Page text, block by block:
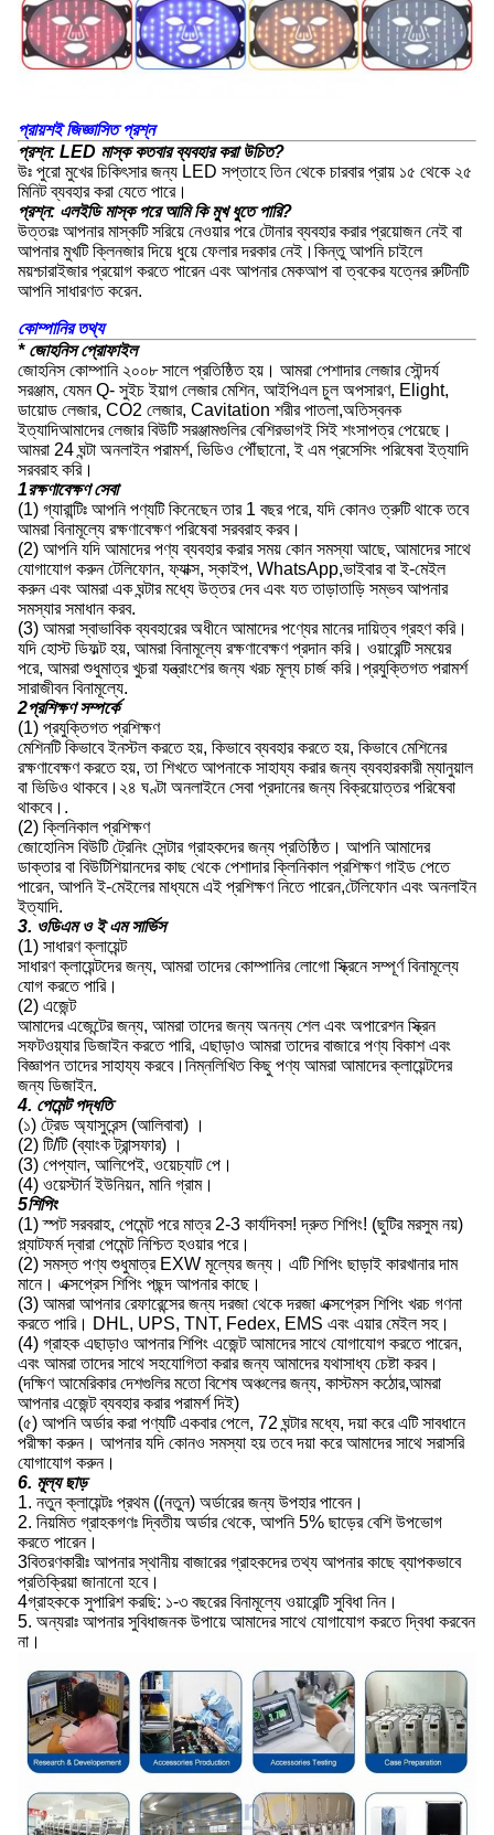
প্রায়শই জিজ্ঞাসিত প্রশ্ন
প্রশ্ন: LED মাস্ক কতবার ব্যবহার করা উচিত?
উঃ পুরো মুখের চিকিৎসার জন্য LED সপ্তাহে তিন থেকে চারবার প্রায় ১৫ থেকে ২৫
মিনিট ব্যবহার করা যেতে পারে।
প্রশ্ন: এলইডি মাস্ক পরে আমি কি মুখ ধুতে পারি?
উত্তরঃ আপনার মাস্কটি সরিয়ে নেওয়ার পরে টোনার ব্যবহার করার প্রয়োজন নেই বা
আপনার মুখটি ক্লিনজার দিয়ে ধুয়ে ফেলার দরকার নেই।কিন্তু আপনি চাইলে
ময়শ্চারাইজার প্রয়োগ করতে পারেন এবং আপনার মেকআপ বা ত্বকের যত্নের রুটিনটি
আপনি সাধারণত করেন.
কোম্পানির তথ্য
* জোহনিস প্রোফাইল
জোহনিস কোম্পানি ২০০৮ সালে প্রতিষ্ঠিত হয়। আমরা পেশাদার লেজার সৌন্দর্য
সরঞ্জাম, যেমন Q- সুইচ ইয়াগ লেজার মেশিন, আইপিএল চুল অপসারণ, Elight,
ডায়োড লেজার, CO2 লেজার, Cavitation শরীর পাতলা,অতিস্বনক
ইত্যাদিআমাদের লেজার বিউটি সরঞ্জামগুলির বেশিরভাগই সিই শংসাপত্র পেয়েছে।
আমরা 24 ঘন্টা অনলাইন পরামর্শ, ভিডিও পৌঁছানো, ই এম প্রসেসিং পরিষেবা ইত্যাদি
সরবরাহ করি।
1রক্ষণাবেক্ষণ সেবা
(1) গ্যারান্টিঃ আপনি পণ্যটি কিনেছেন তার 1 বছর পরে, যদি কোনও ত্রুটি থাকে তবে
আমরা বিনামূল্যে রক্ষণাবেক্ষণ পরিষেবা সরবরাহ করব।
(2) আপনি যদি আমাদের পণ্য ব্যবহার করার সময় কোন সমস্যা আছে, আমাদের সাথে
যোগাযোগ করুন টেলিফোন, ফ্যাক্স, স্কাইপ, WhatsApp,ভাইবার বা ই-মেইল
করুন এবং আমরা এক ঘন্টার মধ্যে উত্তর দেব এবং যত তাড়াতাড়ি সম্ভব আপনার
সমস্যার সমাধান করব.
(3) আমরা স্বাভাবিক ব্যবহারের অধীনে আমাদের পণ্যের মানের দায়িত্ব গ্রহণ করি।
যদি হোস্ট ডিফল্ট হয়, আমরা বিনামূল্যে রক্ষণাবেক্ষণ প্রদান করি। ওয়ারেন্টি সময়ের
পরে, আমরা শুধুমাত্র খুচরা যন্ত্রাংশের জন্য খরচ মূল্য চার্জ করি।প্রযুক্তিগত পরামর্শ
সারাজীবন বিনামূল্যে.
2প্রশিক্ষণ সম্পর্কে
(1) প্রযুক্তিগত প্রশিক্ষণ
মেশিনটি কিভাবে ইনস্টল করতে হয়, কিভাবে ব্যবহার করতে হয়, কিভাবে মেশিনের
রক্ষণাবেক্ষণ করতে হয়, তা শিখতে আপনাকে সাহায্য করার জন্য ব্যবহারকারী ম্যানুয়াল
বা ভিডিও থাকবে।২৪ ঘণ্টা অনলাইনে সেবা প্রদানের জন্য বিক্রয়োত্তর পরিষেবা
থাকবে।.
(2) ক্লিনিকাল প্রশিক্ষণ
জোহোনিস বিউটি ট্রেনিং সেন্টার গ্রাহকদের জন্য প্রতিষ্ঠিত। আপনি আমাদের
ডাক্তার বা বিউটিশিয়ানদের কাছ থেকে পেশাদার ক্লিনিকাল প্রশিক্ষণ গাইড পেতে
পারেন, আপনি ই-মেইলের মাধ্যমে এই প্রশিক্ষণ নিতে পারেন,টেলিফোন এবং অনলাইন
ইত্যাদি.
3. ওডিএম ও ই এম সার্ভিস
(1) সাধারণ ক্লায়েন্ট
সাধারণ ক্লায়েন্টদের জন্য, আমরা তাদের কোম্পানির লোগো স্ক্রিনে সম্পূর্ণ বিনামূল্যে
যোগ করতে পারি।
(2) এজেন্ট
আমাদের এজেন্টের জন্য, আমরা তাদের জন্য অনন্য শেল এবং অপারেশন স্ক্রিন
সফটওয়্যার ডিজাইন করতে পারি, এছাড়াও আমরা তাদের বাজারে পণ্য বিকাশ এবং
বিজ্ঞাপন তাদের সাহায্য করবে।নিম্নলিখিত কিছু পণ্য আমরা আমাদের ক্লায়েন্টদের
জন্য ডিজাইন.
4. পেমেন্ট পদ্ধতি
(১) ট্রেড অ্যাসুরেন্স (আলিবাবা) ।
(2) টি/টি (ব্যাংক ট্রান্সফার) ।
(3) পেপ্যাল, আলিপেই, ওয়েচ্যাট পে।
(4) ওয়েস্টার্ন ইউনিয়ন, মানি গ্রাম।
5শিপিং
(1) স্পট সরবরাহ, পেমেন্ট পরে মাত্র 2-3 কার্যদিবস! দ্রুত শিপিং! (ছুটির মরসুম নয়)
প্ল্যাটফর্ম দ্বারা পেমেন্ট নিশ্চিত হওয়ার পরে।
(2) সমস্ত পণ্য শুধুমাত্র EXW মূল্যের জন্য। এটি শিপিং ছাড়াই কারখানার দাম
মানে। এক্সপ্রেস শিপিং পছন্দ আপনার কাছে।
(3) আমরা আপনার রেফারেন্সের জন্য দরজা থেকে দরজা এক্সপ্রেস শিপিং খরচ গণনা
করতে পারি। DHL, UPS, TNT, Fedex, EMS এবং এয়ার মেইল সহ।
(4) গ্রাহক এছাড়াও আপনার শিপিং এজেন্ট আমাদের সাথে যোগাযোগ করতে পারেন,
এবং আমরা তাদের সাথে সহযোগিতা করার জন্য আমাদের যথাসাধ্য চেষ্টা করব।
(দক্ষিণ আমেরিকার দেশগুলির মতো বিশেষ অঞ্চলের জন্য, কাস্টমস কঠোর,আমরা
আপনার এজেন্ট ব্যবহার করার পরামর্শ দিই)
(৫) আপনি অর্ডার করা পণ্যটি একবার পেলে, 72 ঘন্টার মধ্যে, দয়া করে এটি সাবধানে
পরীক্ষা করুন। আপনার যদি কোনও সমস্যা হয় তবে দয়া করে আমাদের সাথে সরাসরি
যোগাযোগ করুন।
6. মূল্য ছাড়
1. নতুন ক্লায়েন্টঃ প্রথম ((নতুন) অর্ডারের জন্য উপহার পাবেন।
2. নিয়মিত গ্রাহকগণঃ দ্বিতীয় অর্ডার থেকে, আপনি 5% ছাড়ের বেশি উপভোগ
করতে পারেন।
3বিতরণকারীঃ আপনার স্থানীয় বাজারের গ্রাহকদের তথ্য আপনার কাছে ব্যাপকভাবে
প্রতিক্রিয়া জানানো হবে।
4গ্রাহককে সুপারিশ করছি: ১-৩ বছরের বিনামূল্যে ওয়ারেন্টি সুবিধা নিন।
5. অন্যরাঃ আপনার সুবিধাজনক উপায়ে আমাদের সাথে যোগাযোগ করতে দ্বিধা করবেন
না।